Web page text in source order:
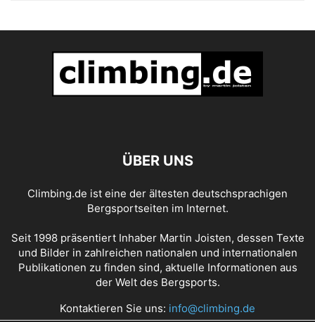
ÜBER UNS
Climbing.de ist eine der ältesten deutschsprachigen
Bergsportseiten im Internet.
Seit 1998 präsentiert Inhaber Martin Joisten, dessen Texte
und Bilder in zahlreichen nationalen und internationalen
Publikationen zu finden sind, aktuelle Informationen aus
der Welt des Bergsports.
Kontaktieren Sie uns: info@climbing.de